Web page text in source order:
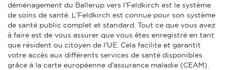
déménagement du Ballerup vers l'Feldkirch est le système
de soins de santé. L'Feldkirch est connue pour son système
de santé public complet et standard. Tout ce que vous avez
à faire est de vous assurer que vous êtes enregistré en tant
que résident ou citoyen de l'UE. Cela facilite et garantit
votre accès aux différents services de santé disponibles
grâce à la carte européenne d'assurance maladie (CEAM).